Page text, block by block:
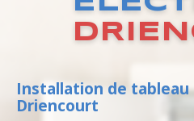
Installation de
Driencourt